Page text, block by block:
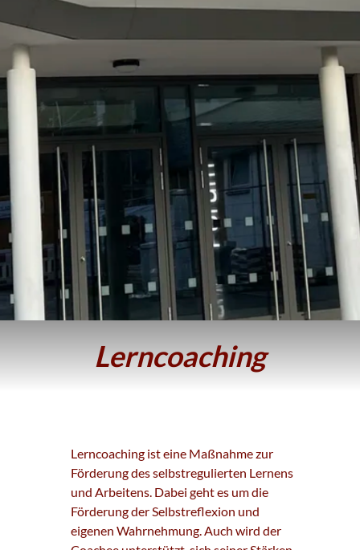
Lerncoaching
Lerncoaching ist eine Maßnahme zur
Förderung des selbstregulierten Lernens
und Arbeitens. Dabei geht es um die
Förderung der Selbstreflexion und
eigenen Wahrnehmung. Auch wird der